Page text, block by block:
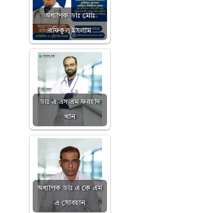
অধ্যাপক ডাঃ মোঃ
রফিকুল ইসলাম
ডাঃ এ এস এম ফরহাদ
খান
অধ্যাপক ডাঃ এ কে এম
এ সোবহান